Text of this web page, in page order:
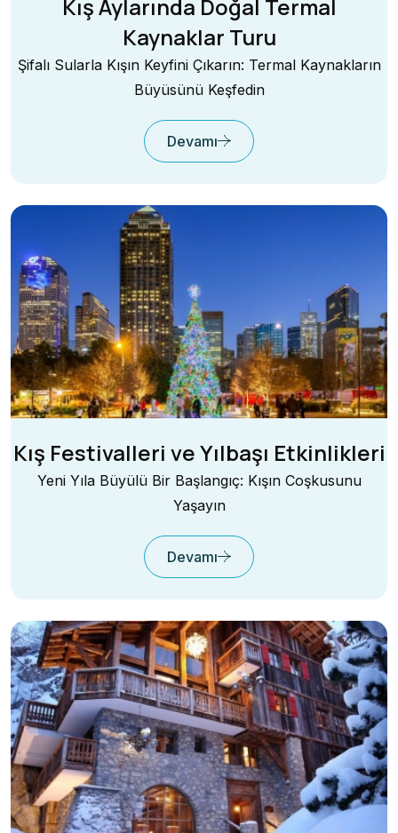
Kış Aylarında Doğal Termal
Kaynaklar Turu
Şifalı Sularla Kışın Keyfini Çıkarın: Termal Kaynakların
Büyüsünü Keşfedin
Devamı
Kış Festivalleri ve Yılbaşı Etkinlikleri
Yeni Yıla Büyülü Bir Başlangıç: Kışın Coşkusunu
Yaşayın
Devamı